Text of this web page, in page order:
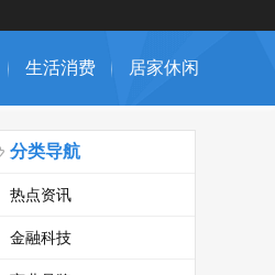
生活消费 居家休闲
分类导航
热点资讯
金融科技